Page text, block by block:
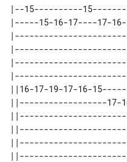
|--15----------
|-----15-16-17----17-
||16-17-19-17-16-
||------------------17-